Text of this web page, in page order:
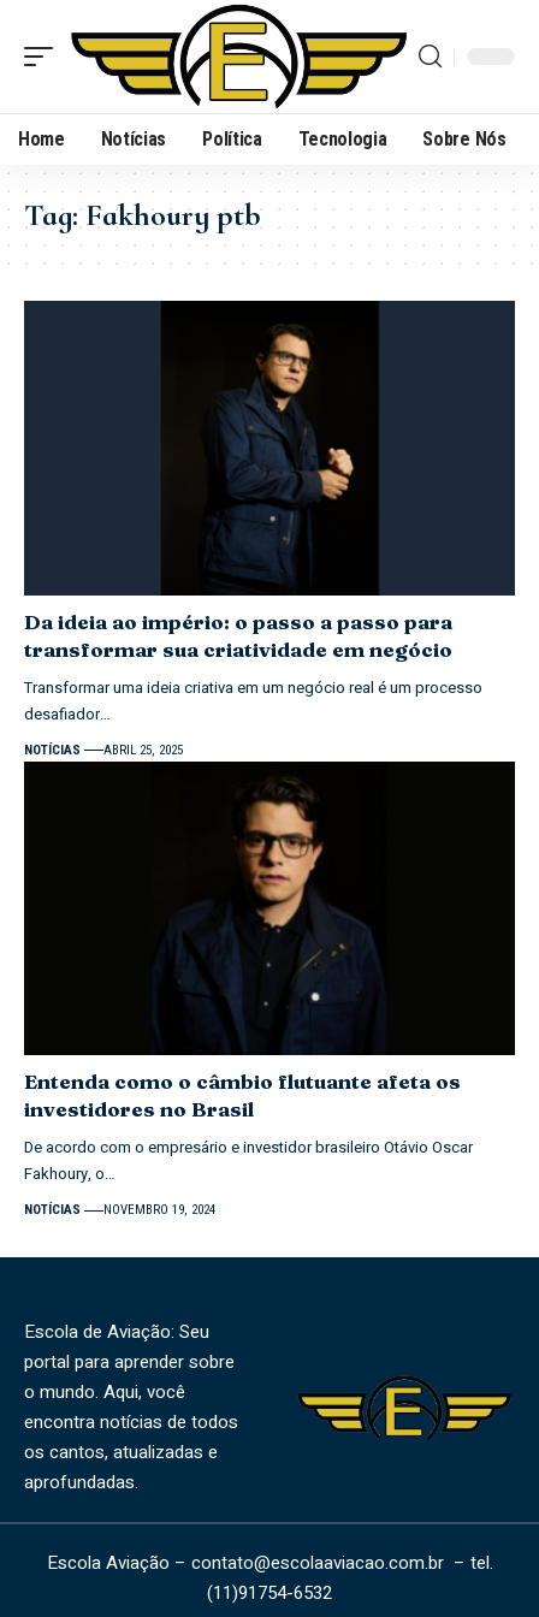
Home Notícias Política Tecnologia Sobre Nós
Tag:Fakhoury ptb
Da ideia ao império: o passo a passo para
transformar sua criatividade em negócio
Transformar uma ideia criativa em um negócio real é um processo
desafiador…
NOTÍCIAS ABRIL 25, 2025
Entenda como o câmbio flutuante afeta os
investidores no Brasil
De acordo com o empresário e investidor brasileiro Otávio Oscar
Fakhoury, o…
NOTÍCIAS NOVEMBRO 19, 2024
Escola de Aviação: Seu
portal para aprender sobre
o mundo. Aqui, você
encontra notícias de todos
os cantos, atualizadas e
aprofundadas.
Escola Aviação – contato@escolaaviacao.com.br– tel.
(11)91754-6532